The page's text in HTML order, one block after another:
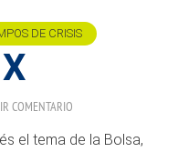
DE CRISIS
COMENTARIO
el tema de la Bolsa,